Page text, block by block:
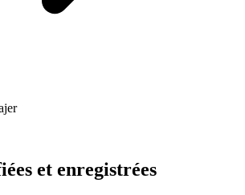
et enregistrées